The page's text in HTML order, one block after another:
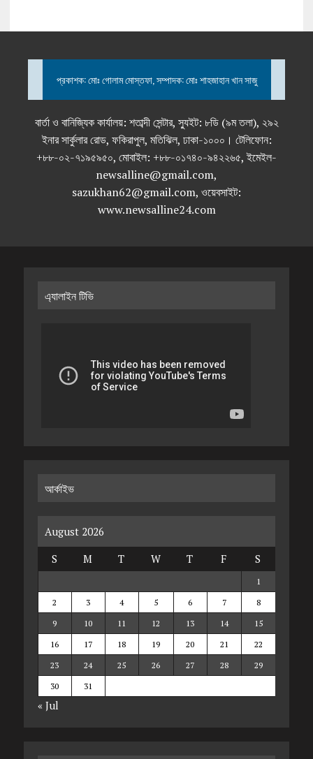
প্রকাশক: মোঃ গোলাম মোস্তফা, সম্পাদক: মোঃ শাহজাহান খান সাজু
বার্তা ও বানিজ্যিক কার্যালয়: শতাব্দী সেন্টার, স্যুইট: ৮ডি (৯ম তলা), ২৯২
ইনার সার্কুলার রোড, ফকিরাপুল, মতিঝিল, ঢাকা-১০০০। টেলিফোন:
+৮৮-০২-৭১৯৫৯৫০, মোবাইল: +৮৮-০১৭৪০-৯৪২২৬৫, ইমেইল-
newsalline@gmail.com,
sazukhan62@gmail.com, ওয়েবসাইট:
www.newsalline24.com
এ্যালাইন টিভি
আর্কাইভ
August 2026
S
M T W T F S
1
2
3 4 5 6 7
8
9
10 11 12 13 14
15
16
17 18 19 20 21
22
23
24 25 26 27 28
29
30
31
« Jul